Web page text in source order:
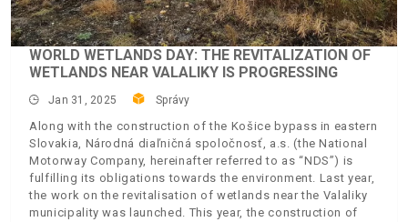
WORLD WETLANDS DAY: THE REVITALIZATION OF
WETLANDS NEAR VALALIKY IS PROGRESSING
Jan 31, 2025 Správy
Along with the construction of the Košice bypass in eastern
Slovakia, Národná diaľničná spoločnosť, a.s. (the National
Motorway Company, hereinafter referred to as “NDS”) is
fulfilling its obligations towards the environment. Last year,
the work on the revitalisation of wetlands near the Valaliky
municipality was launched. This year, the construction of